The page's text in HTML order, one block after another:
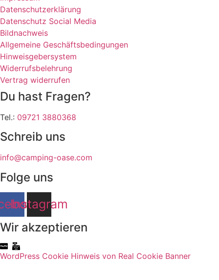
Datenschutzerklärung
Datenschutz Social Media
Bildnachweis
Allgemeine Geschäftsbedingungen
Hinweisgebersystem
Widerrufsbelehrung
Vertrag widerrufen
Du hast Fragen?
Tel.: 09721 3880368
Schreib uns
info@camping-oase.com
Folge uns
Instagram
Wir akzeptieren
WordPress Cookie Hinweis von Real Cookie Banner